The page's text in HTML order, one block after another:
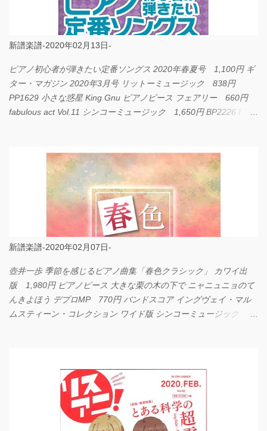
新譜楽譜-2020年02月13日-
ピアノ初心者が弾きたい定番ソングス 2020年春夏号 1,100円 ギ
ター・マガジン 2020年3月号 リットーミュージック 838円
PP1629 小さな惑星 King Gnu ピアノピース フェアリー 660円
fabulous act Vol.11 シンコーミュージック 1,650円 BP2226 I
新譜楽譜-2020年02月07日-
壺井一歩 季節を感じるピアノ曲集「春色クラシック」 カワイ出
版 1,980円 ピアノピース 大きな栗の木の下で ニャニュニョのて
んきよほう デプロMP 770円 バンドスコア イングヴェイ・マル
ムスティーン・コレクション ワイド版 シンコーミュージック